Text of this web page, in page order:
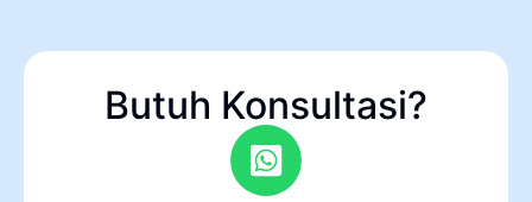
Butuh Konsultasi?